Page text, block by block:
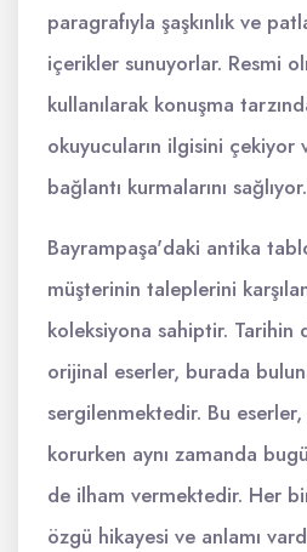
paragrafıyla şaşkınlık ve
içerikler sunuyorlar. Resmi
kullanılarak konuşma
okuyucuların ilgisini çekiyor
bağlantı kurmalarını sağlıyor.
Bayrampaşa'daki antika
müşterinin taleplerini
koleksiyona sahiptir. Tarihin
orijinal eserler, burada
sergilenmektedir. Bu
korurken aynı zamanda
de ilham vermektedir. Her
özgü hikayesi ve anlamı